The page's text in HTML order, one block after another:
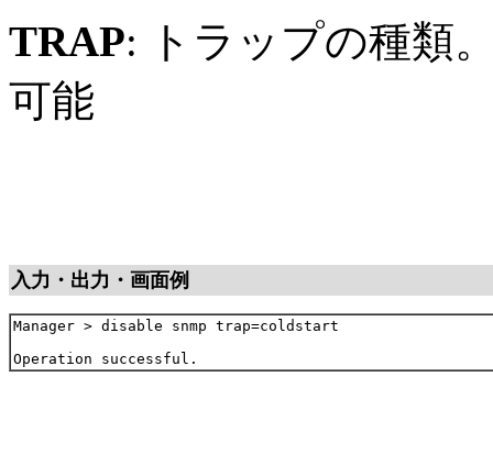
TRAP: トラップの種類
可能
入力・出力・画面例
Manager > disable snmp trap=coldstart